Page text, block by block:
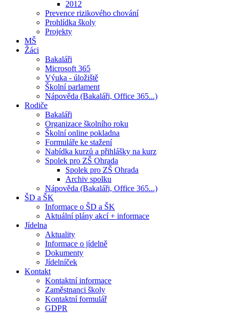
2012
Prevence rizikového chování
Prohlídka školy
Projekty
MŠ
Žáci
Bakaláři
Microsoft 365
Výuka - úložiště
Školní parlament
Nápověda (Bakaláři, Office 365...)
Rodiče
Bakaláři
Organizace školního roku
Školní online pokladna
Formuláře ke stažení
Nabídka kurzů a přihlášky na kurz
Spolek pro ZŠ Ohrada
Spolek pro ZŠ Ohrada
Archiv spolku
Nápověda (Bakaláři, Office 365...)
ŠD a ŠK
Informace o ŠD a ŠK
Aktuální plány akcí + informace
Jídelna
Aktuality
Informace o jídelně
Dokumenty
Jídelníček
Kontakt
Kontaktní informace
Zaměstnanci školy
Kontaktní formulář
GDPR